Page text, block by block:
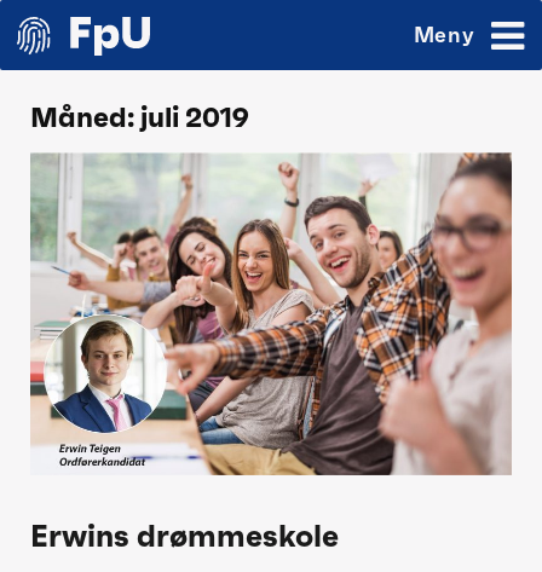
Meny
Måned: juli 2019
Erwins drømmeskole